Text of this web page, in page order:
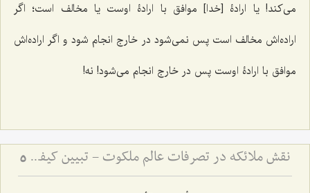
می‌کند! یا ارادۀ [خدا] موافق با ارادۀ اوست یا مخالف است؛ اگر
اراده‌اش مخالف است پس نمی‌شود در خارج انجام شود و اگر اراده‌اش
موافق با ارادۀ اوست پس در خارج انجام می‌شود! نه!
نقش ملائکه در تصرفات عالم ملکوت - تبیین کیفیت تأثیرگذاری فرشتگان بر حوادث عالم ماده 5